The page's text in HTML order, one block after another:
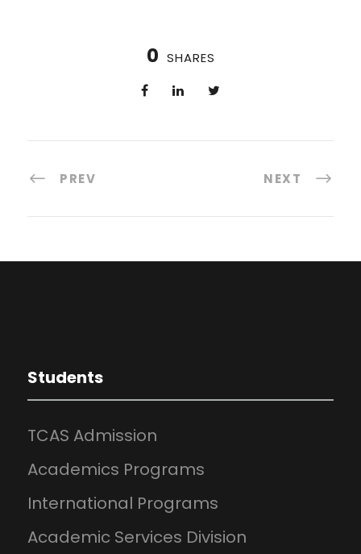
0 SHARES
PREV NEXT
Students
TCAS Admission
Academics Programs
International Programs
Academic Services Division